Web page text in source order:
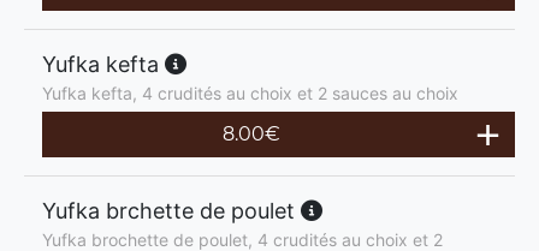
Yufka kefta
Yufka kefta, 4 crudités au choix et 2 sauces au choix
8.00€
Yufka brchette de poulet
Yufka brochette de poulet, 4 crudités au choix et 2